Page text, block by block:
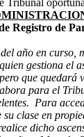
Tribunal
Registro de
año en
, quien gestiona el
que quedará
el Tribunal
Para
su clase en
dicho